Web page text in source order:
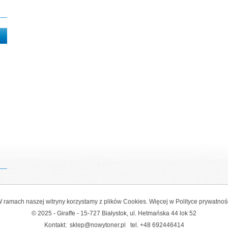
ramach naszej witryny korzystamy z plików Cookies. Więcej w Polityce
© 2025 - Giraffe - 15-727 Białystok, ul. Hetmańska 44 lok 52
Kontakt: sklep@nowytoner.pl tel. +48 692446414